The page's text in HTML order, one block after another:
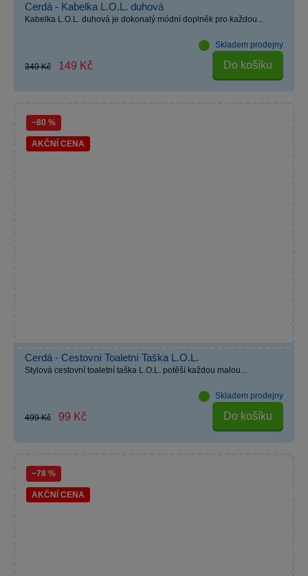
Cerdá - Kabelka L.O.L. duhová
Kabelka L.O.L. duhová je dokonalý módní doplněk pro každou...
Skladem prodejny
349 Kč 149 Kč Do košíku
−80 %
AKČNÍ CENA
Cerdá - Cestovní Toaletní Taška L.O.L.
Stylová cestovní toaletní taška L.O.L. potěší každou malou...
Skladem prodejny
499 Kč 99 Kč Do košíku
−78 %
AKČNÍ CENA